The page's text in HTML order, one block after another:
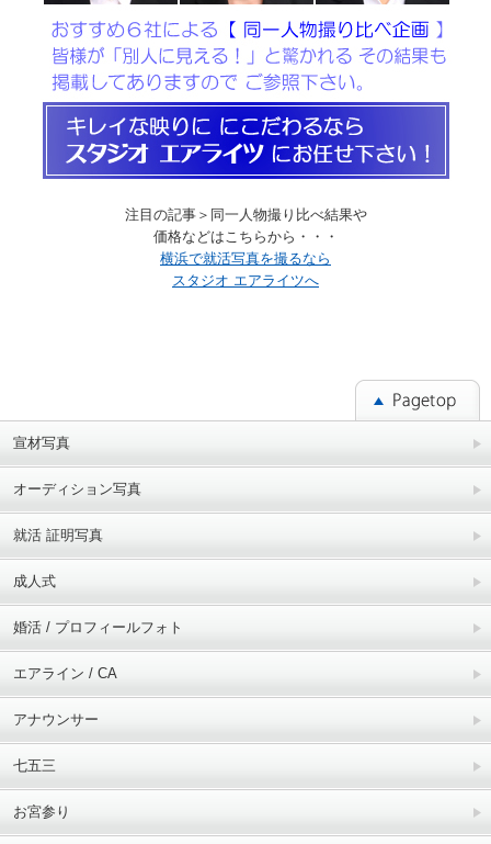
注目の記事＞同一人物撮り比べ結果や
価格などはこちらから・・・
横浜で就活写真を撮るなら
スタジオ エアライツへ
宣材写真
オーディション写真
就活 証明写真
成人式
婚活 / プロフィールフォト
エアライン / CA
アナウンサー
七五三
お宮参り